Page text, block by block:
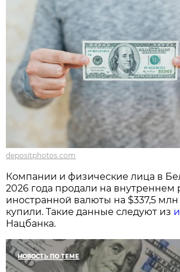
depositphotos.com
Компании и физические лица в
2026 года продали на внутреннем
иностранной валюты на $337,5
купили. Такие данные следуют из
Нацбанка.
НОВОСТЬ ПО ТЕМЕ